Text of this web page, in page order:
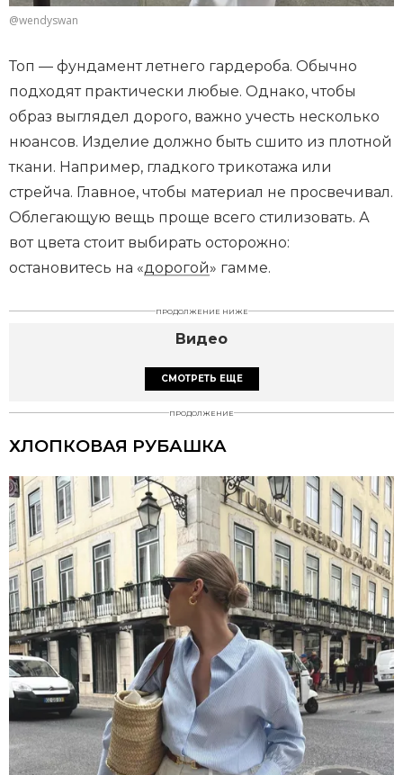
@wendyswan
Топ — фундамент летнего гардероба. Обычно
подходят практически любые. Однако, чтобы
образ выглядел дорого, важно учесть несколько
нюансов. Изделие должно быть сшито из плотной
ткани. Например, гладкого трикотажа или
стрейча. Главное, чтобы материал не просвечивал.
Облегающую вещь проще всего стилизовать. А
вот цвета стоит выбирать осторожно:
остановитесь на «дорогой» гамме.
ПРОДОЛЖЕНИЕ НИЖЕ
Видео
СМОТРЕТЬ ЕЩЕ
ПРОДОЛЖЕНИЕ
ХЛОПКОВАЯ РУБАШКА